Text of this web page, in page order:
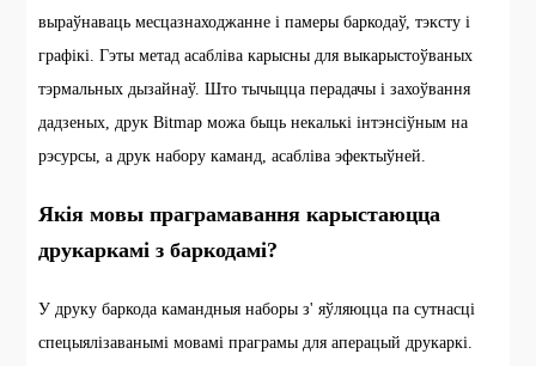
выраўнаваць месцазнаходжанне і памеры баркодаў, тэксту і
графікі. Гэты метад асабліва карысны для выкарыстоўваных
тэрмальных дызайнаў. Што тычыцца перадачы і захоўвання
дадзеных, друк Bitmap можа быць некалькі інтэнсіўным на
рэсурсы, а друк набору каманд, асабліва эфектыўней.
Якія мовы праграмавання карыстаюцца
друкаркамі з баркодамі?
У друку баркода камандныя наборы з' яўляюцца па сутнасці
спецыялізаванымі мовамі праграмы для аперацый друкаркі.